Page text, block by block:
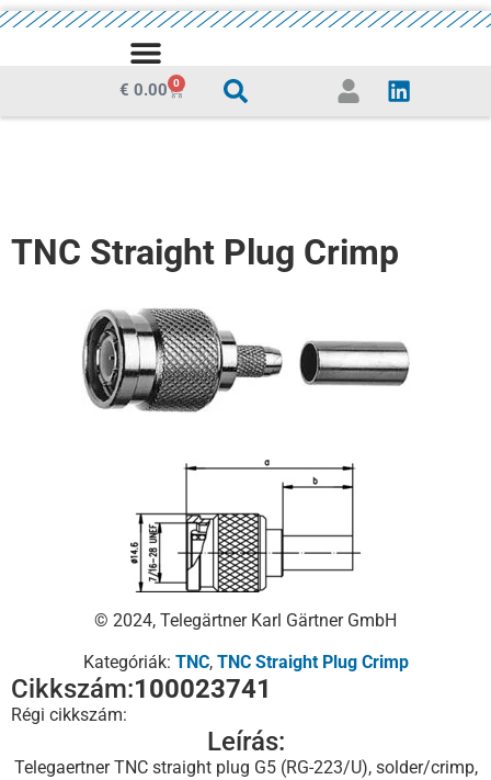
€ 0.00 0
TNC Straight Plug Crimp
© 2024, Telegärtner Karl Gärtner GmbH
Kategóriák: TNC, TNC Straight Plug Crimp
Cikkszám:100023741
Régi cikkszám:
Leírás:
Telegaertner TNC straight plug G5 (RG-223/U), solder/crimp,